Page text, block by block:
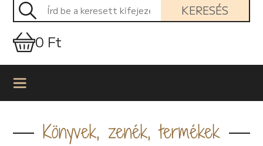
KERESÉS
0 Ft
Könyvek, zenék, termékek